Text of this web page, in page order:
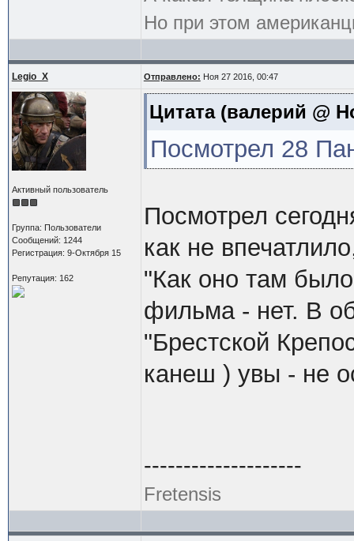
Но при этом
Legio_X Отправлено: Ноя 27 2016, 00:47
Активный пользователь
Группа: Пользователи
Сообщений: 1244
Регистрация: 9-Октября 15
Репутация: 162
Цитата(валерий @
Посмотрел 28
Посмотрел
как не
"Как оно там
фильма - нет. В
"Брестской
канеш ) увы - не
--------------------
Fretensis